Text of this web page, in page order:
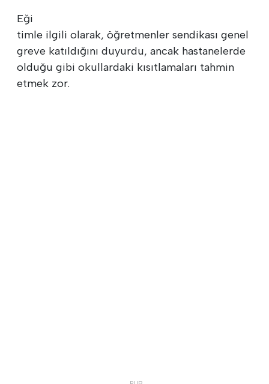
Eği
timle ilgili olarak, öğretmenler sendikası genel
greve katıldığını duyurdu, ancak hastanelerde
olduğu gibi okullardaki kısıtlamaları tahmin
etmek zor.